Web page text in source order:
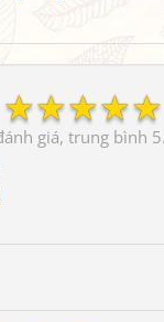
☆
☆
☆
☆
☆